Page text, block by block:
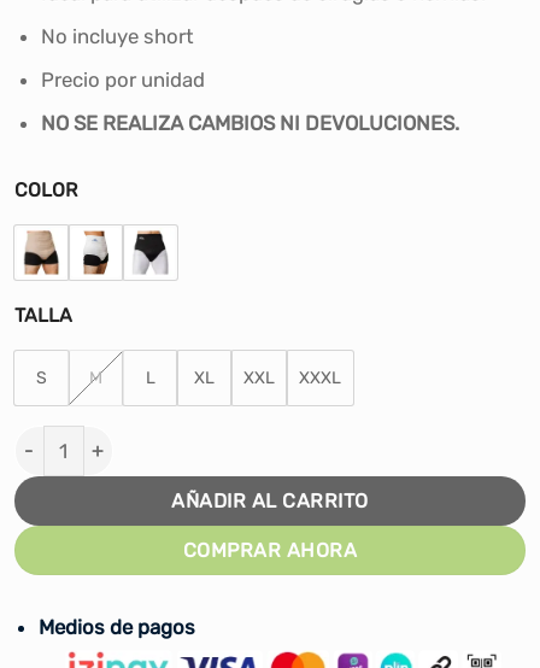
No incluye short
Precio por unidad
NO SE REALIZA CAMBIOS NI DEVOLUCIONES.
COLOR
TALLA
S M L XL XXL XXXL
SUSPENSOR TRUSA LARGA CON FAJA SANTOR cantidad
AÑADIR AL CARRITO
COMPRAR AHORA
Medios de pagos